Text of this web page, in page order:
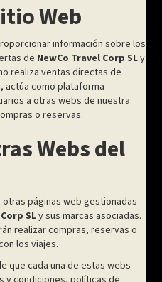
Web
información sobre los
de NewCo Travel Corp SLy
realiza ventas directas de
actúa como plataforma
a otras webs de nuestra
o reservas.
Webs del
páginas web gestionadas
SLy sus marcas asociadas.
realizar compras, reservas o
los viajes.
que cada una de estas webs